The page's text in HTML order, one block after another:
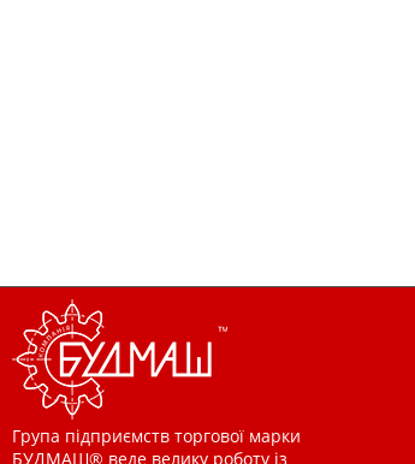
Група підприємств торгової марки
БУДМАШ® веде велику роботу із